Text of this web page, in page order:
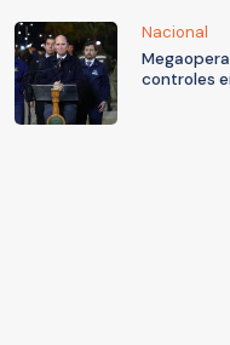
Nacional
controles